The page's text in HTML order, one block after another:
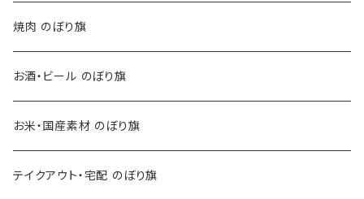
焼肉 のぼり旗
お酒・ビール のぼり旗
お米・国産素材 のぼり旗
テイクアウト・宅配 のぼり旗